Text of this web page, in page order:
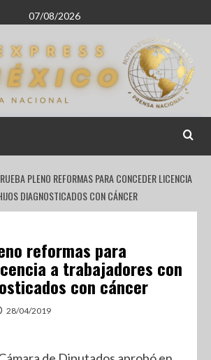
07/08/2026
PLENO REFORMAS PARA CONCEDER LICENCIA
DIAGNOSTICADOS CON CÁNCER
reformas para
a trabajadores con
con cáncer
28/04/2019